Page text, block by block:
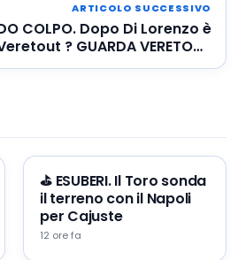
ARTICOLO SUCCESSIVO
COLPO. Dopo Di Lorenzo è
? GUARDA VERETOUT
IN AZIONE!
⛳ ESUBERI. Il Toro sonda
il terreno con il Napoli
per Cajuste
12 ore fa